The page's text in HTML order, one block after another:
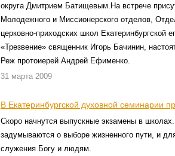
округа Дмитрием Батищевым.На встрече
Молодежного и Миссионерского отделов,
церковно-приходских школ Екатеринбургской
«Трезвение» священник Игорь Бачинин,
Реж протоиерей Андрей Ефименко.
31 марта 2009
В Екатеринбургской духовной семинарии
Скоро начнутся выпускные экзамены в
задумываются о выборе жизненного пути, и
служения Богу и людям.